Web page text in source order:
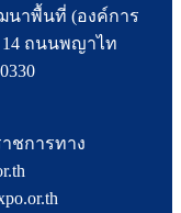
นาพื้นที่ (องค์การ
14 ถนนพญาไท
ชการทาง